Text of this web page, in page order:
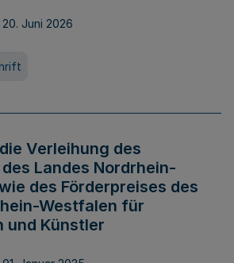
20. Juni 2026
Verleihung des
Landes Nordrhein-
des Förderpreises des
Westfalen für
und Künstler